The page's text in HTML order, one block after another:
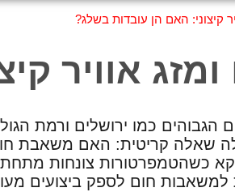
קיצוני: האם הן עובדות בשלג?
אוויר
הגבוהים כמו ירושלים ורמת
שאלה קריטית: האם משאבת
כשהטמפרטורות צונחות מתחת
חום לספק ביצועים